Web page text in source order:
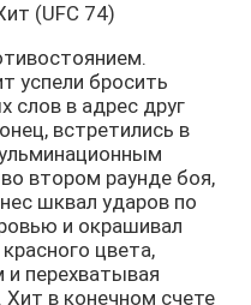
(UFC 74)
успели бросить
слов в адрес друг
встретились в
втором раунде боя,
шквал ударов по
и окрашивал
цвета,
перехватывая
Хит в конечном счете